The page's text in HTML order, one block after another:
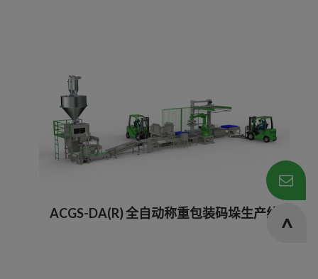
ACGS-DA(R) 全自动称重包装码垛生产线